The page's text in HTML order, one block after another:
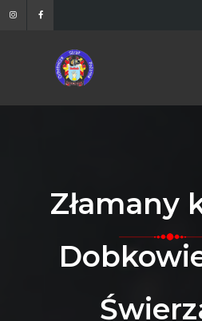
Złamany